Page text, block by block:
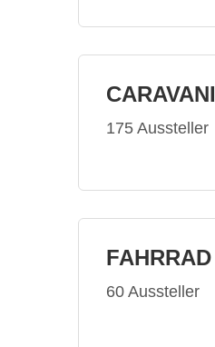
175 Aussteller
FAHRRAD
60 Aussteller